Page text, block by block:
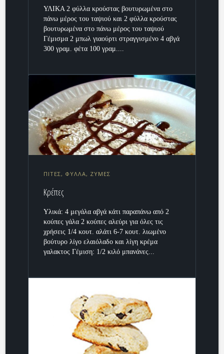
ΥΛΙΚΑ 2 φύλλα κρούστας βουτυρωμένα στο
πάνω μέρος του ταψιού και 2 φύλλα κρούστας
βουτυρωμένα στο πάνω μέρος του ταψιού
Γέμισμα 2 μπωλ γιαούρτι στραγγισμένο 4 αβγά
300 γραμ. φέτα 100 γραμ....
ΠΙΤΕΣ, ΦΥΛΛΑ, ΖΥΜΕΣ
Κρέπες
Υλικά: 4 μεγάλα αβγά κάτι παραπάνω από 2
κούπες γάλα 2 κούπες αλεύρι για όλες τις
χρήσεις 1/4 κουτ. αλάτι 6-7 κουτ. λιωμένο
βούτυρο λίγο ελαιόλαδο και λίγη κρέμα
γαλακτος Γέμιση: 1/2 κιλό μπανάνες...